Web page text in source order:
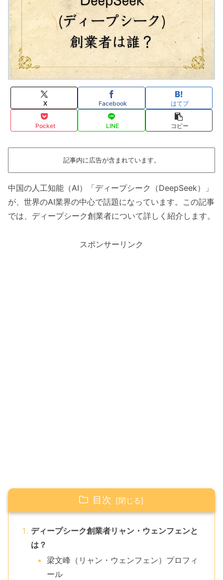
X Facebook はてブ
Pocket LINE コピー
記事内に広告が含まれています。
中国の人工知能（AI）「ディープシーク（DeepSeek）」
が、世界のAI業界の中心で話題になっています。この記事
では、ディープシーク創業者について詳しく紹介します。
スポンサーリンク
目次
ディープシーク創業者リャン・ウェンフェンと
は？
梁文峰（リャン・ウェンフェン）プロフィ
ール